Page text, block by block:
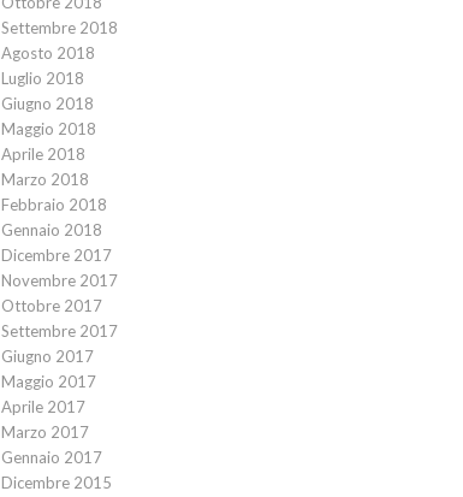
Settembre 2018
Agosto 2018
Luglio 2018
Giugno 2018
Maggio 2018
Aprile 2018
Marzo 2018
Febbraio 2018
Gennaio 2018
Dicembre 2017
Novembre 2017
Ottobre 2017
Settembre 2017
Giugno 2017
Maggio 2017
Aprile 2017
Marzo 2017
Gennaio 2017
Dicembre 2015